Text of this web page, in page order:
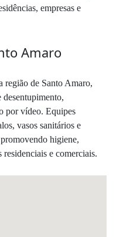
empresas e
Amaro
região de Santo Amaro,
desentupimento,
por vídeo. Equipes
vasos sanitários e
higiene,
residenciais e comerciais.